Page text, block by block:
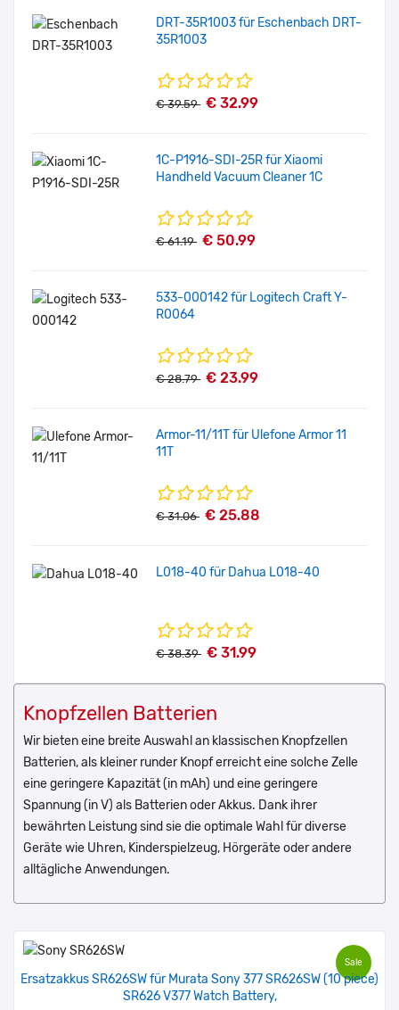
DRT-35R1003 für Eschenbach DRT-
35R1003
€ 39.59 € 32.99
1C-P1916-SDI-25R für Xiaomi
Handheld Vacuum Cleaner 1C
€ 61.19 € 50.99
533-000142 für Logitech Craft Y-
R0064
€ 28.79 € 23.99
Armor-11/11T für Ulefone Armor 11
11T
€ 31.06 € 25.88
L018-40 für Dahua L018-40
€ 38.39 € 31.99
Knopfzellen Batterien
Wir bieten eine breite Auswahl an klassischen Knopfzellen
Batterien, als kleiner runder Knopf erreicht eine solche Zelle
eine geringere Kapazität (in mAh) und eine geringere
Spannung (in V) als Batterien oder Akkus. Dank ihrer
bewährten Leistung sind sie die optimale Wahl für diverse
Geräte wie Uhren, Kinderspielzeug, Hörgeräte oder andere
alltägliche Anwendungen.
Sale
Ersatzakkus SR626SW für Murata Sony 377 SR626SW (10 piece)
SR626 V377 Watch Battery,